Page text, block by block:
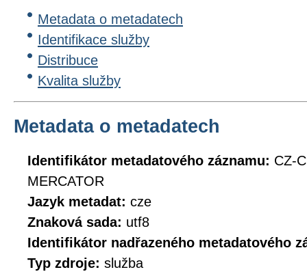
Metadata o metadatech
Identifikace služby
Distribuce
Kvalita služby
Metadata o metadatech
Identifikátor metadatového záznamu: CZ-
MERCATOR
Jazyk metadat: cze
Znaková sada: utf8
Identifikátor nadřazeného metadatového
Typ zdroje: služba